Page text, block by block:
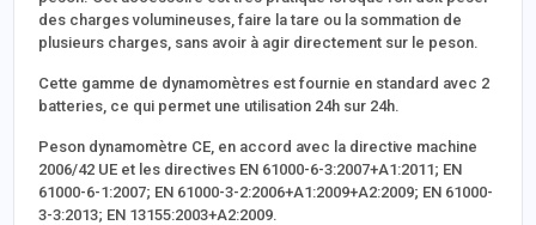
des charges volumineuses, faire la tare ou la sommation de
plusieurs charges, sans avoir à agir directement sur le peson.
Cette gamme de dynamomètres est fournie en standard avec 2
batteries, ce qui permet une utilisation 24h sur 24h.
Peson dynamomètre CE, en accord avec la directive machine
2006/42 UE et les directives EN 61000-6-3:2007+A1:2011; EN
61000-6-1:2007; EN 61000-3-2:2006+A1:2009+A2:2009; EN 61000-
3-3:2013; EN 13155:2003+A2:2009.